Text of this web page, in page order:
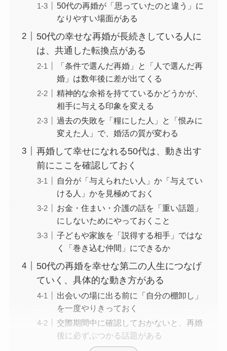
50代の再婚が「思っていたのと違う」に
なりやすい場面がある
50代の幸せな再婚が長続きしている人に
は、共通した転換点がある
「条件で選んだ再婚」と「人で選んだ再
婚」は数年後に差が出てくる
精神的な余裕を持てているかどうかが、
相手に与える印象を変える
過去の失敗を「糧にした人」と「恨みに
変えた人」で、婚活の質が変わる
再婚して幸せになれる50代は、動き出す
前にここを確認しておく
自分が「与えられたい人」か「与えてい
ける人」かを見極めておく
お金・住まい・介護の話を「重い話題」
にしないためにやっておくこと
子どもや家族を「説得する相手」ではな
く「巻き込む仲間」にできるか
50代の再婚を幸せな第二の人生につなげ
ていく、具体的な動き方がある
出会いの場に出る前に「自分の棚卸し」
を一度やりきっておく
交際期間中に確認しておかないと、再婚
後に必ずぶつかる話題がある